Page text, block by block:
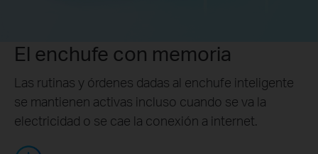
El enchufe con memoria
Las rutinas y órdenes dadas al enchufe inteligente
se mantienen activas incluso cuando se va la
electricidad o se cae la conexión a internet.